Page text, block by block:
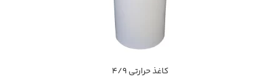
كاغذ حرارتي 4/9